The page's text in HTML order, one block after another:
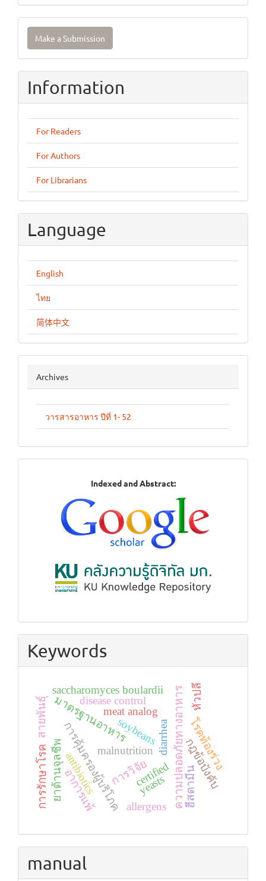
Make
Submission
Make a Submission
Information
For Readers
For Authors
For Librarians
Language
English
ไทย
简体中文
archives
Archives
วารสารอาหาร ปีที่ 1- 52
Indexed and Abstract:
Keywords
malnutrition diarrhea
meat analog ความปลอดภัยทางอาหาร
การคุ้มครองผู้บริโภคการวิจัย กฎข้อบังคับ
มาตรฐานอาหาร
antibiotics certified
disease control
saccharomyces boulardii
yeasts
ยาต้านจุลชีพ โรคท้องร่วง
การรักษาโรค
สายพันธุ์ soybeans
allergens ฮีสตามีน
อาการแพ้
หัวปลี
manual